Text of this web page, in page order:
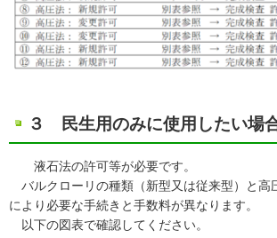
３ 民生用のみに使用したい場
液石法の許可等が必要です。
バルクローリの種類（新型又は従来型）と高
により必要な手続きと手数料が異なります。
以下の図表で確認してください。